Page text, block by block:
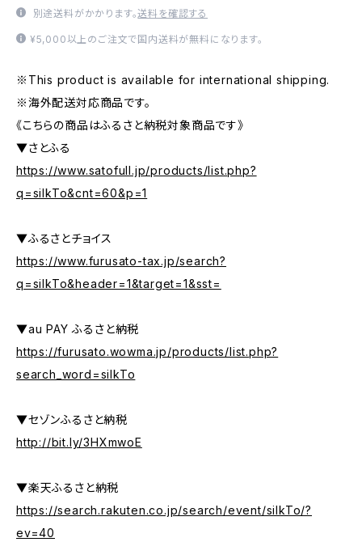
別途送料がかかります。送料を確認する
¥5,000以上のご注文で国内送料が無料になります。
※This product is available for international shipping.
※海外配送対応商品です。
《こちらの商品はふるさと納税対象商品です》
▼さとふる
https://www.satofull.jp/products/list.php?
q=silkTo&cnt=60&p=1
▼ふるさとチョイス
https://www.furusato-tax.jp/search?
q=silkTo&header=1&target=1&sst=
▼au PAY ふるさと納税
https://furusato.wowma.jp/products/list.php?
search_word=silkTo
▼セゾンふるさと納税
http://bit.ly/3HXmwoE
▼楽天ふるさと納税
https://search.rakuten.co.jp/search/event/silkTo/?
ev=40